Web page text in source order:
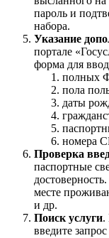
пароль и
набора.
Указание
портале
форма для
полных
пола
даты
номера
Проверка
паспортные
месте
и др.
Поиск услуги.
введите